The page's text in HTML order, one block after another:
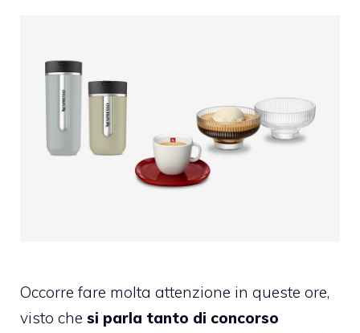
Occorre fare molta attenzione in queste ore,
visto che si parla tanto di concorso